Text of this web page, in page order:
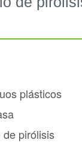
plásticos
de pirólisis